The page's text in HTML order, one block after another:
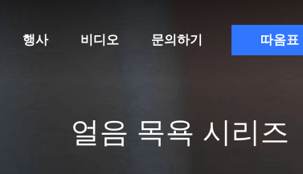
행사 비디오 문의하기 따옴표
얼음 목욕 시리즈